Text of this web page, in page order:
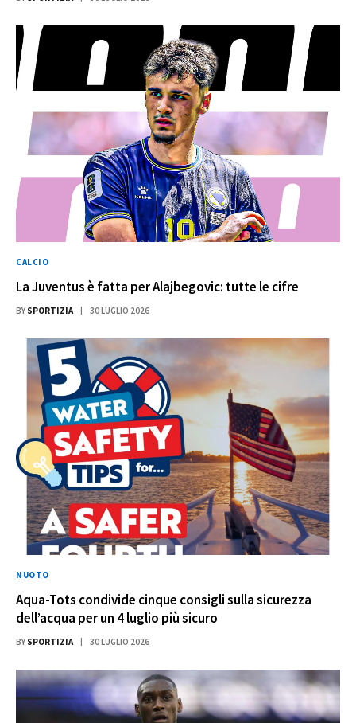
CALCIO
La Juventus è fatta per Alajbegovic: tutte le cifre
BY SPORTIZIA 30 LUGLIO 2026
NUOTO
Aqua-Tots condivide cinque consigli sulla sicurezza
dell’acqua per un 4 luglio più sicuro
BY SPORTIZIA 30 LUGLIO 2026